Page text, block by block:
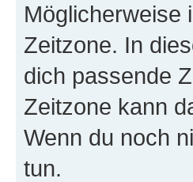
Möglicherweise
Zeitzone. In
dich passende
Zeitzone kann
Wenn du noch
tun.